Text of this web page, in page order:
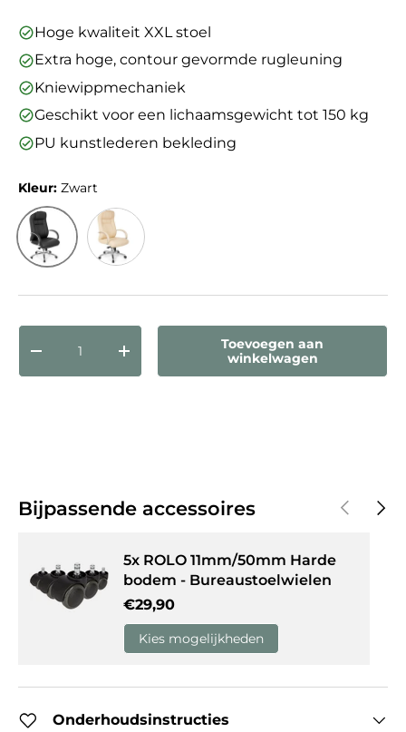
Hoge kwaliteit XXL stoel
Extra hoge, contour gevormde rugleuning
Kniewippmechaniek
Geschikt voor een lichaamsgewicht tot 150 kg
PU kunstlederen bekleding
Kleur: Zwart
Aantal
Verlaag de hoeveelheidVerhoog de hoeveelheid
Toevoegen aan
winkelwagen
Bijpassende accessoires Vorige
5x ROLO 11mm/50mm Harde
bodem - Bureaustoelwielen
Reguliere prijs
€29,90
Kies mogelijkheden
Onderhoudsinstructies